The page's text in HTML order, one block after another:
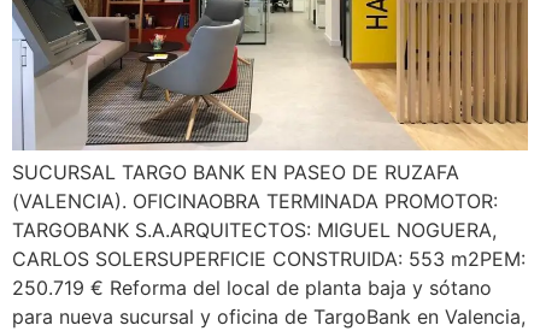
SUCURSAL TARGO BANK EN PASEO DE RUZAFA
(VALENCIA). OFICINAOBRA TERMINADA PROMOTOR:
TARGOBANK S.A.ARQUITECTOS: MIGUEL NOGUERA,
CARLOS SOLERSUPERFICIE CONSTRUIDA: 553 m2PEM:
250.719 € Reforma del local de planta baja y sótano
para nueva sucursal y oficina de TargoBank en Valencia,